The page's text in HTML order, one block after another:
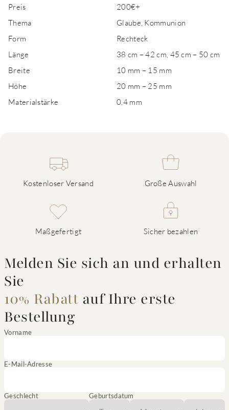
Preis
200€+
Thema
Glaube, Kommunion
Form
Rechteck
Länge
38 cm – 42 cm, 45 cm – 50 cm
Breite
10 mm – 15 mm
Höhe
20 mm – 25 mm
Materialstärke
0,4 mm
Kostenloser Versand Große Auswahl
Maßgefertigt Sicher bezahlen
Melden Sie sich an und erhalten
Sie
10% Rabatt auf Ihre erste
Bestellung
Vorname
E-Mail-Adresse
Geschlecht Geburtsdatum